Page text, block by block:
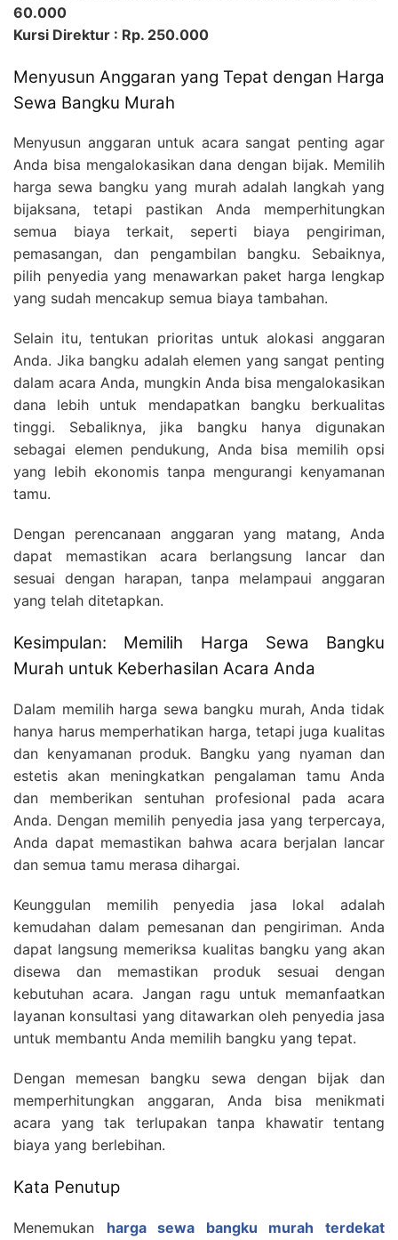
60.000
Kursi Direktur : Rp. 250.000
Menyusun Anggaran yang Tepat dengan Harga
Sewa Bangku Murah
Menyusun anggaran untuk acara sangat penting agar
Anda bisa mengalokasikan dana dengan bijak. Memilih
harga sewa bangku yang murah adalah langkah yang
bijaksana, tetapi pastikan Anda memperhitungkan
semua biaya terkait, seperti biaya pengiriman,
pemasangan, dan pengambilan bangku. Sebaiknya,
pilih penyedia yang menawarkan paket harga lengkap
yang sudah mencakup semua biaya tambahan.
Selain itu, tentukan prioritas untuk alokasi anggaran
Anda. Jika bangku adalah elemen yang sangat penting
dalam acara Anda, mungkin Anda bisa mengalokasikan
dana lebih untuk mendapatkan bangku berkualitas
tinggi. Sebaliknya, jika bangku hanya digunakan
sebagai elemen pendukung, Anda bisa memilih opsi
yang lebih ekonomis tanpa mengurangi kenyamanan
tamu.
Dengan perencanaan anggaran yang matang, Anda
dapat memastikan acara berlangsung lancar dan
sesuai dengan harapan, tanpa melampaui anggaran
yang telah ditetapkan.
Kesimpulan: Memilih Harga Sewa Bangku
Murah untuk Keberhasilan Acara Anda
Dalam memilih harga sewa bangku murah, Anda tidak
hanya harus memperhatikan harga, tetapi juga kualitas
dan kenyamanan produk. Bangku yang nyaman dan
estetis akan meningkatkan pengalaman tamu Anda
dan memberikan sentuhan profesional pada acara
Anda. Dengan memilih penyedia jasa yang terpercaya,
Anda dapat memastikan bahwa acara berjalan lancar
dan semua tamu merasa dihargai.
Keunggulan memilih penyedia jasa lokal adalah
kemudahan dalam pemesanan dan pengiriman. Anda
dapat langsung memeriksa kualitas bangku yang akan
disewa dan memastikan produk sesuai dengan
kebutuhan acara. Jangan ragu untuk memanfaatkan
layanan konsultasi yang ditawarkan oleh penyedia jasa
untuk membantu Anda memilih bangku yang tepat.
Dengan memesan bangku sewa dengan bijak dan
memperhitungkan anggaran, Anda bisa menikmati
acara yang tak terlupakan tanpa khawatir tentang
biaya yang berlebihan.
Kata Penutup
Menemukan harga sewa bangku murah terdekat